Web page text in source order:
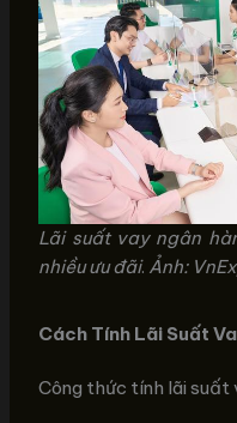
Lãi suất vay ngân
nhiều ưu đãi. Ảnh:
Cách Tính Lãi Suất
Công thức tính lãi suất